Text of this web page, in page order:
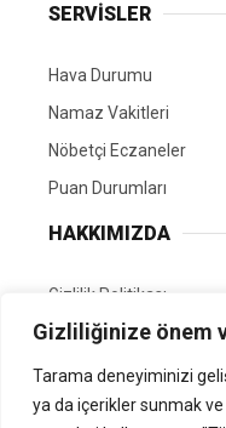
Gizliliğinize önem
Tarama deneyiminizi
ya da içerikler sunmak
SERVİSLER
Hava Durumu
Namaz Vakitleri
Nöbetçi Eczaneler
Puan Durumları
HAKKIMIZDA
Gizlilik Politikası
GÖNÜLLÜ